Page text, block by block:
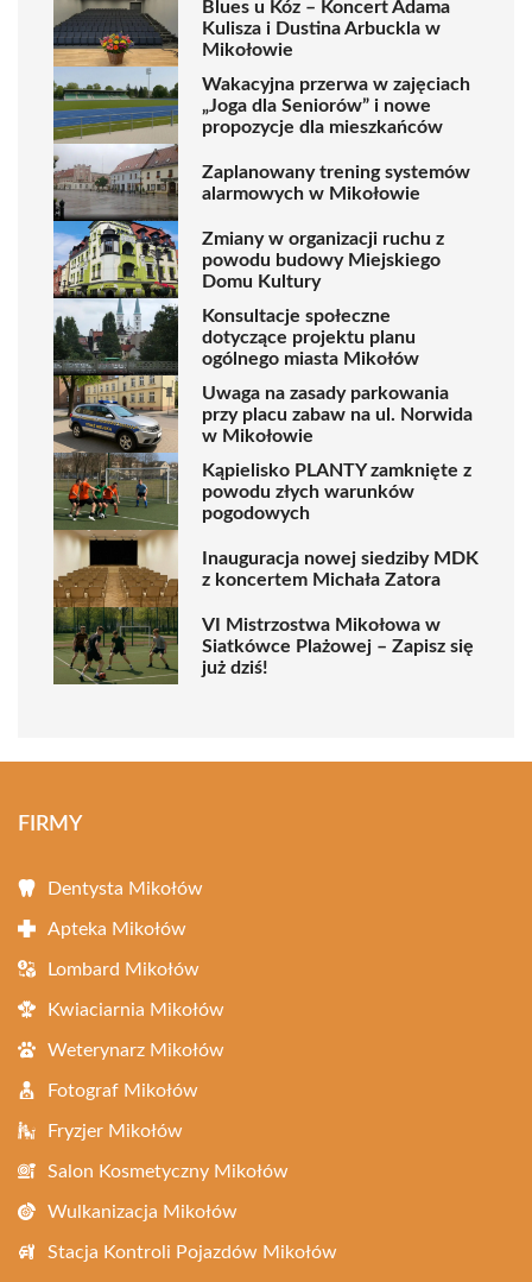
Blues u Kóz – Koncert Adama
Kulisza i Dustina Arbuckla w
Mikołowie
Wakacyjna przerwa w zajęciach
„Joga dla Seniorów” i nowe
propozycje dla mieszkańców
Zaplanowany trening systemów
alarmowych w Mikołowie
Zmiany w organizacji ruchu z
powodu budowy Miejskiego
Domu Kultury
Konsultacje społeczne
dotyczące projektu planu
ogólnego miasta Mikołów
Uwaga na zasady parkowania
przy placu zabaw na ul. Norwida
w Mikołowie
Kąpielisko PLANTY zamknięte z
powodu złych warunków
pogodowych
Inauguracja nowej siedziby MDK
z koncertem Michała Zatora
VI Mistrzostwa Mikołowa w
Siatkówce Plażowej – Zapisz się
już dziś!
FIRMY
Dentysta Mikołów
Apteka Mikołów
Lombard Mikołów
Kwiaciarnia Mikołów
Weterynarz Mikołów
Fotograf Mikołów
Fryzjer Mikołów
Salon Kosmetyczny Mikołów
Wulkanizacja Mikołów
Stacja Kontroli Pojazdów Mikołów